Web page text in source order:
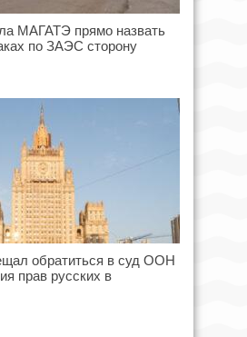
МАГАТЭ прямо назвать
по ЗАЭС сторону
обратиться в суд ООН
прав русских в